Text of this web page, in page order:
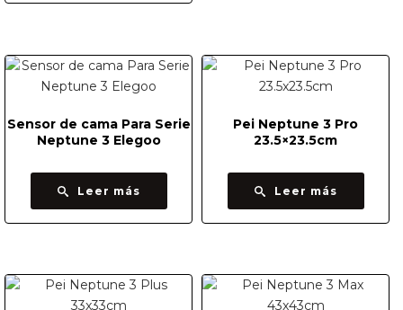
Sensor de cama Para Serie
Neptune 3 Elegoo
Leer más
Pei Neptune 3 Pro
23.5×23.5cm
Leer más